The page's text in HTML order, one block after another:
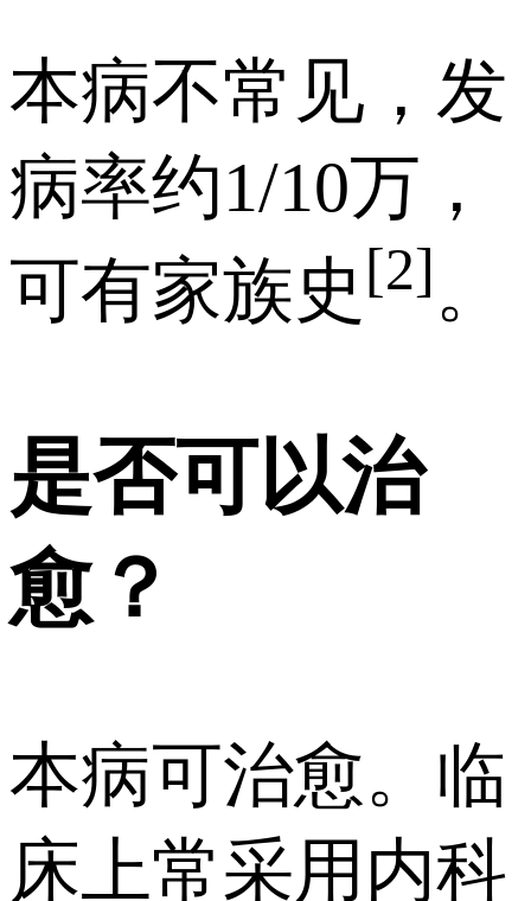
本病不常见，发
病率约1/10万，
可有家族史 [2]。
是否可以治
愈？
本病可治愈。临
床上常采用内科